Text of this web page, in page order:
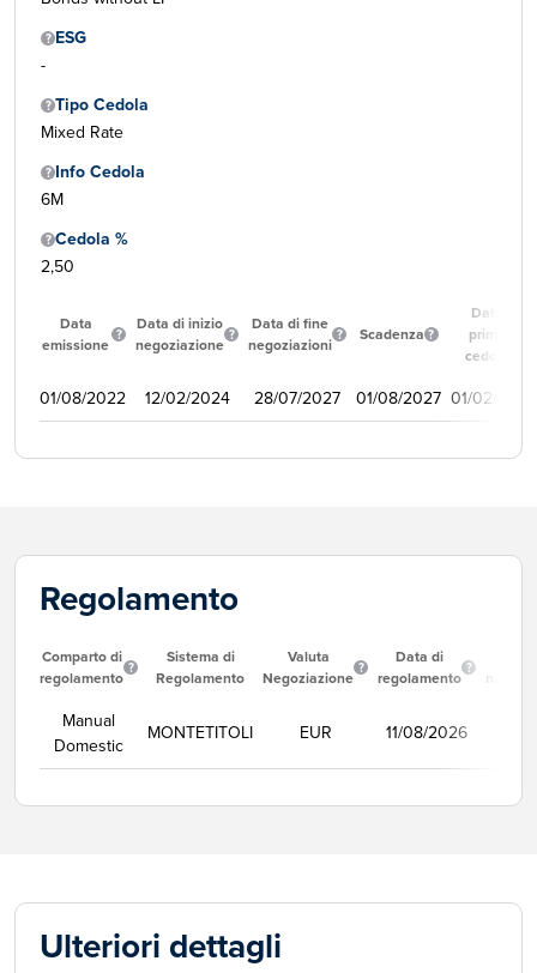
ESG
-
Tipo Cedola
Mixed Rate
Info Cedola
6M
Cedola %
2,50
Data
emissione
Data di inizio
negoziazione
Data di fine
negoziazioni
Scadenza
Data
prima
cedola
01/08/2022 12/02/2024 28/07/2027 01/08/2027 01/02/2023
Regolamento
Comparto di
regolamento
Sistema di
Regolamento
Valuta
Negoziazione
Data di
regolamento
Manual
Domestic
MONTETITOLI EUR 11/08/2026
Ulteriori dettagli